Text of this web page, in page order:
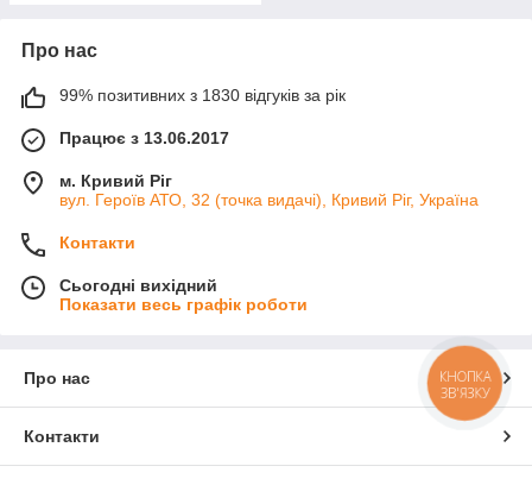
Про нас
99% позитивних з 1830 відгуків за рік
Працює з 13.06.2017
м. Кривий Ріг
вул. Героїв АТО, 32 (точка видачі), Кривий Ріг, Україна
Контакти
Сьогодні вихідний
Показати весь графік роботи
Про нас
Контакти
КНОПКА
ЗВ'ЯЗКУ